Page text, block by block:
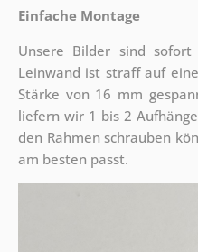
Einfache Montage
Unsere Bilder sind
Leinwand ist straff auf
Stärke von 16 mm
liefern wir 1 bis 2
den Rahmen schrauben
am besten passt.